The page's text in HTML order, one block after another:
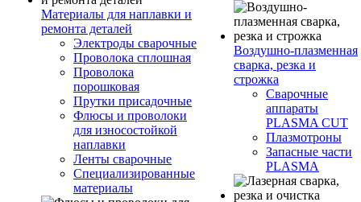
Материалы для наплавки и
ремонта деталей
Электроды сварочные
Проволока сплошная
Проволока
порошковая
Прутки присадочные
Флюсы и проволоки
для износостойкой
наплавки
Ленты сварочные
Специализированные
материалы
Воздушно-плазменная
сварка, резка и
строжка
Сварочные
аппараты
PLASMA CUT
Плазмотроны
Запасные части
PLASMA